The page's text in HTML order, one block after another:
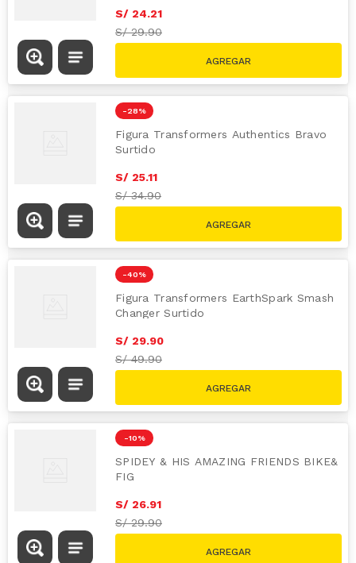
S/ 24.21
S/29.90
-28 %
Figura Transformers Authentics Bravo
Surtido
S/ 25.11
S/34.90
-40 %
Figura Transformers EarthSpark Smash
Changer Surtido
S/ 29.90
S/49.90
-10 %
SPIDEY & HIS AMAZING FRIENDS BIKE&
FIG
S/ 26.91
S/29.90